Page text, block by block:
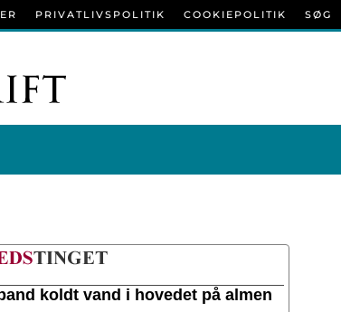
PRIVATLIVSPOLITIK COOKIEPOLITIK SØG
koldt vand i hovedet på almen